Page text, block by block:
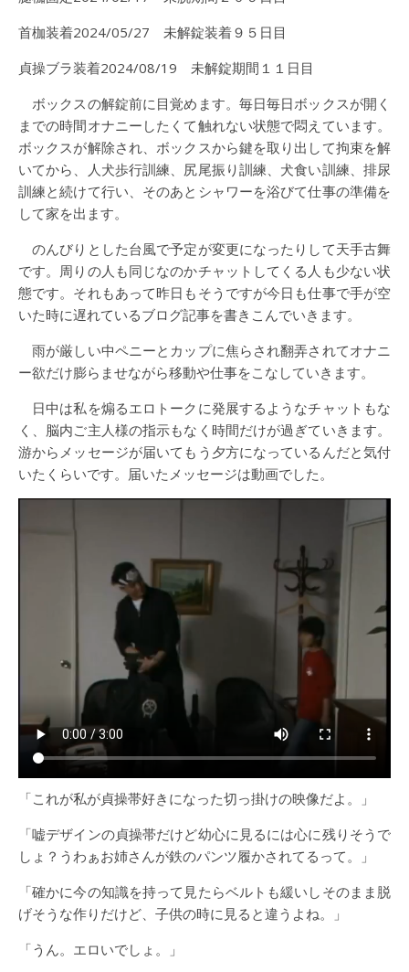
首枷装着2024/05/27 未解錠装着９５日目
貞操ブラ装着2024/08/19 未解錠期間１１日目
ボックスの解錠前に目覚めます。毎日毎日ボックスが開く
までの時間オナニーしたくて触れない状態で悶えています。
ボックスが解除され、ボックスから鍵を取り出して拘束を解
いてから、人犬歩行訓練、尻尾振り訓練、犬食い訓練、排尿
訓練と続けて行い、そのあとシャワーを浴びて仕事の準備を
して家を出ます。
のんびりとした台風で予定が変更になったりして天手古舞
です。周りの人も同じなのかチャットしてくる人も少ない状
態です。それもあって昨日もそうですが今日も仕事で手が空
いた時に遅れているブログ記事を書きこんでいきます。
雨が厳しい中ペニーとカップに焦らされ翻弄されてオナニ
ー欲だけ膨らませながら移動や仕事をこなしていきます。
日中は私を煽るエロトークに発展するようなチャットもな
く、脳内ご主人様の指示もなく時間だけが過ぎていきます。
游からメッセージが届いてもう夕方になっているんだと気付
いたくらいです。届いたメッセージは動画でした。
「これが私が貞操帯好きになった切っ掛けの映像だよ。」
「嘘デザインの貞操帯だけど幼心に見るには心に残りそうで
しょ？うわぁお姉さんが鉄のパンツ履かされてるって。」
「確かに今の知識を持って見たらベルトも緩いしそのまま脱
げそうな作りだけど、子供の時に見ると違うよね。」
「うん。エロいでしょ。」